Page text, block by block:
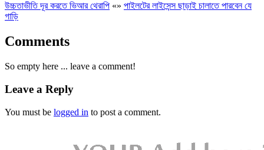
উচ্চতাভীতি দূর করতে ভিআর থেরাপি «» পাইলটের লাইসেন্স ছাড়াই চালাতে পারবেন যে
গাড়ি
Comments
So empty here ... leave a comment!
Leave a Reply
You must be logged in to post a comment.